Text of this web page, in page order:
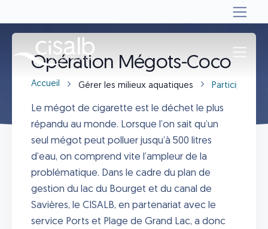
Opération Mégots-Coco
Accueil Gérer les milieux aquatiques Participer
Le mégot de cigarette est le déchet le plus
répandu au monde. Lorsque l’on sait qu’un
seul mégot peut polluer jusqu’à 500 litres
d’eau, on comprend vite l’ampleur de la
problématique. Dans le cadre du plan de
gestion du lac du Bourget et du canal de
Savières, le CISALB, en partenariat avec le
service Ports et Plage de Grand Lac, a donc